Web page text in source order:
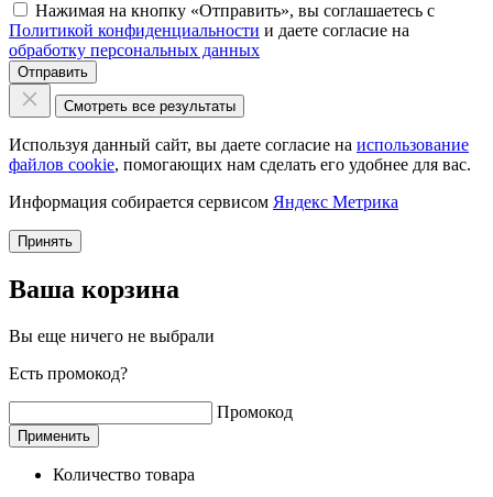
Нажимая на кнопку «Отправить», вы соглашаетесь с
Политикой конфиденциальности и даете согласие на
обработку персональных данных
Отправить
Смотреть все результаты
Используя данный сайт, вы даете согласие на использование
файлов cookie, помогающих нам сделать его удобнее для вас.
Информация собирается сервисом Яндекс Метрика
Принять
Ваша корзина
Вы еще ничего не выбрали
Есть промокод?
Промокод
Применить
Количество товара